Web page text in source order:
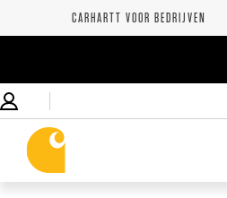
CARHARTT VOOR BEDRIJVEN